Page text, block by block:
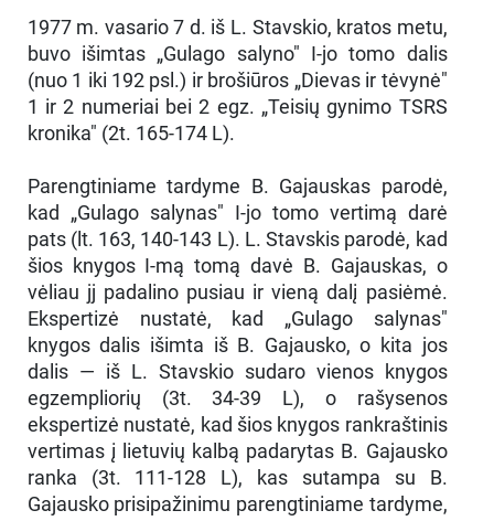
1977 m. vasario 7 d. iš L. Stavskio, kratos metu,
buvo išimtas „Gulago salyno" I-jo tomo dalis
(nuo 1 iki 192 psl.) ir brošiūros „Dievas ir tėvynė"
1 ir 2 numeriai bei 2 egz. „Teisių gynimo TSRS
kronika" (2t. 165-174 L).
Parengtiniame tardyme B. Gajauskas parodė,
kad „Gulago salynas" I-jo tomo vertimą darė
pats (lt. 163, 140-143 L). L. Stavskis parodė, kad
šios knygos I-mą tomą davė B. Gajauskas, o
vėliau jj padalino pusiau ir vieną dalį pasiėmė.
Ekspertizė nustatė, kad „Gulago salynas"
knygos dalis išimta iš B. Gajausko, o kita jos
dalis — iš L. Stavskio sudaro vienos knygos
egzempliorių (3t. 34-39 L), o rašysenos
ekspertizė nustatė, kad šios knygos rankraštinis
vertimas į lietuvių kalbą padarytas B. Gajausko
ranka (3t. 111-128 L), kas sutampa su B.
Gajausko prisipažinimu parengtiniame tardyme,